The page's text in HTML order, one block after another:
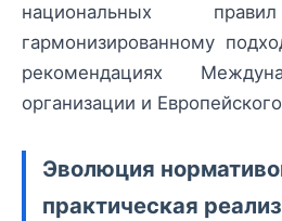
национальных
гармонизированному
рекомендациях
организации и
Эволюция
практическая